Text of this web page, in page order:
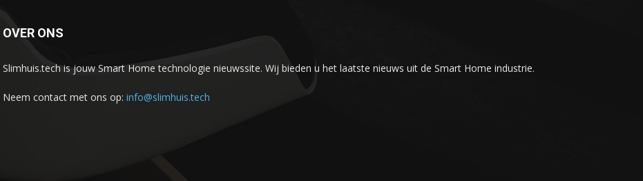
OVER ONS
Slimhuis.tech is jouw Smart Home technologie nieuwssite. Wij bieden u het laatste nieuws uit de Smart Home industrie.
Neem contact met ons op: info@slimhuis.tech